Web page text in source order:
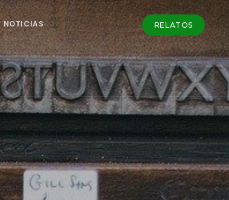
NOTICIAS RELATOS